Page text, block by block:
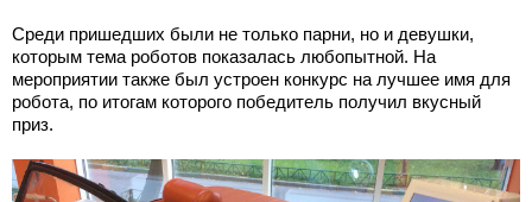
Среди пришедших были не только парни, но и девушки,
которым тема роботов показалась любопытной. На
мероприятии также был устроен конкурс на лучшее имя для
робота, по итогам которого победитель получил вкусный
приз.